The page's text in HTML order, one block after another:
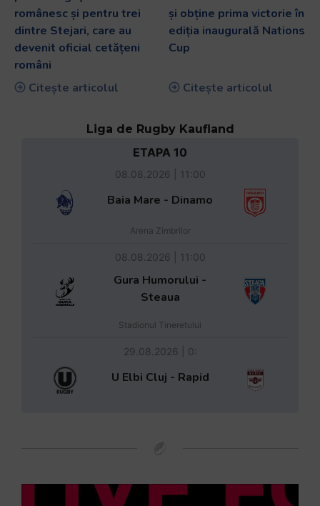
românesc și pentru trei
dintre Stejari, care au
devenit oficial cetățeni
români
Citește articolul
și obține prima victorie în
ediția inaugurală Nations
Cup
Citește articolul
Liga de Rugby Kaufland
ETAPA 10
08.08.2026 | 11:00
Baia Mare - Dinamo
Arena Zimbrilor
08.08.2026 | 11:00
Gura Humorului -
Steaua
Stadionul Tineretului
29.08.2026 | 0:
U Elbi Cluj - Rapid